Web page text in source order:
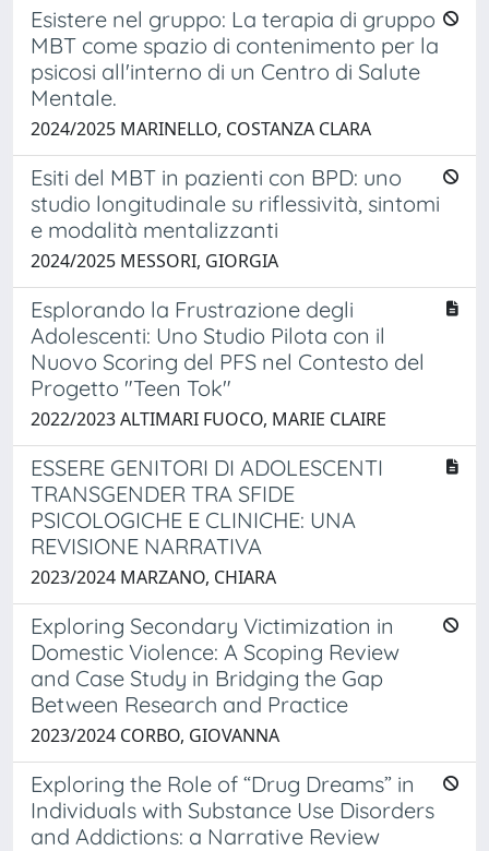
Esistere nel gruppo: La terapia di gruppo
MBT come spazio di contenimento per la
psicosi all'interno di un Centro di Salute
Mentale.
2024/2025 MARINELLO, COSTANZA CLARA
Esiti del MBT in pazienti con BPD: uno
studio longitudinale su riflessività, sintomi
e modalità mentalizzanti
2024/2025 MESSORI, GIORGIA
Esplorando la Frustrazione degli
Adolescenti: Uno Studio Pilota con il
Nuovo Scoring del PFS nel Contesto del
Progetto "Teen Tok"
2022/2023 ALTIMARI FUOCO, MARIE CLAIRE
ESSERE GENITORI DI ADOLESCENTI
TRANSGENDER TRA SFIDE
PSICOLOGICHE E CLINICHE: UNA
REVISIONE NARRATIVA
2023/2024 MARZANO, CHIARA
Exploring Secondary Victimization in
Domestic Violence: A Scoping Review
and Case Study in Bridging the Gap
Between Research and Practice
2023/2024 CORBO, GIOVANNA
Exploring the Role of “Drug Dreams” in
Individuals with Substance Use Disorders
and Addictions: a Narrative Review